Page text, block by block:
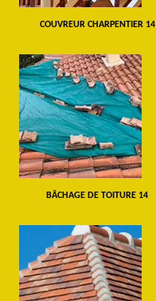
COUVREUR CHARPENTIER 14
BÂCHAGE DE TOITURE 14